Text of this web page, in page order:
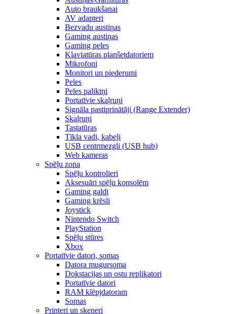
Auto braukšanai
AV adapteri
Bezvadu austiņas
Gaming austiņas
Gaming peles
Klaviatūras planšetdatoriem
Mikrofoni
Monitori un piederumi
Peles
Peles paliktņi
Portatīvie skaļruņi
Signāla pastiprinātāji (Range Extender)
Skaļruņi
Tastatūras
Tīkla vadi, kabeļi
USB centrmezgli (USB hub)
Web kameras
Spēļu zona
Spēļu kontrolieri
Aksesuāri spēļu konsolēm
Gaming galdi
Gaming krēsli
Joystick
Nintendo Switch
PlayStation
Spēļu stūres
Xbox
Portatīvie datori, somas
Datora mugursoma
Dokstacijas un ostu replikatori
Portatīvie datori
RAM klēpjdatoram
Somas
Printeri un skeneri